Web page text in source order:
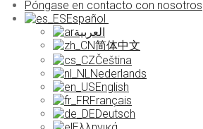
Póngase en contacto con nosotros
Español
العربية
简体中文
Čeština
Nederlands
English
Français
Deutsch